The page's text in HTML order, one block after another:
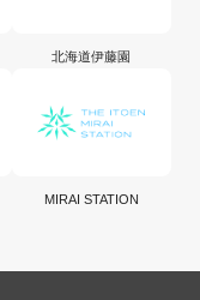
北海道伊藤園
MIRAI STATION